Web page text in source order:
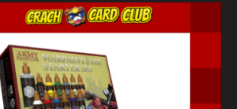
image slideshow Items